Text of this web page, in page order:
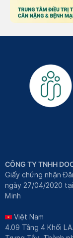
CÔNG TY TNHH
Giấy chứng nhận
ngày 27/04/2020
Minh
Việt Nam
4.09 Tầng 4 Khối